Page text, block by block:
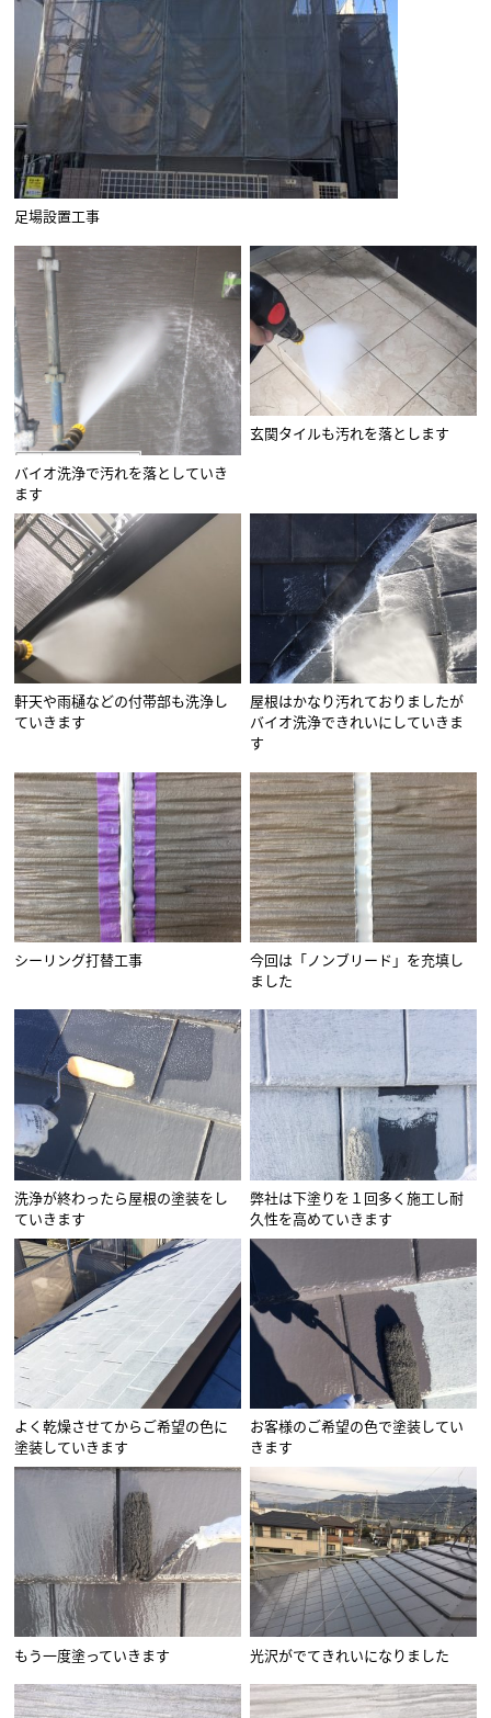
足場設置工事
バイオ洗浄で汚れを落としていき
ます
玄関タイルも汚れを落とします
軒天や雨樋などの付帯部も洗浄し
ていきます
屋根はかなり汚れておりましたが
バイオ洗浄できれいにしていきま
す
シーリング打替工事
今回は「ノンブリード」を充填し
ました
洗浄が終わったら屋根の塗装をし
ていきます
弊社は下塗りを１回多く施工し耐
久性を高めていきます
よく乾燥させてからご希望の色に
塗装していきます
お客様のご希望の色で塗装してい
きます
もう一度塗っていきます 光沢がでてきれいになりました